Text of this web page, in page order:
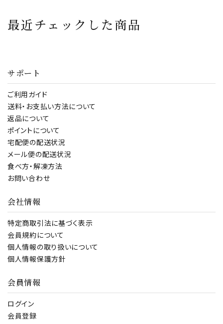
最近チェックした商品
サポート
ご利用ガイド
送料・お支払い方法について
返品について
ポイントについて
宅配便の配送状況
メール便の配送状況
食べ方・解凍方法
お問い合わせ
会社情報
特定商取引法に基づく表示
会員規約について
個人情報の取り扱いについて
個人情報保護方針
会員情報
ログイン
会員登録